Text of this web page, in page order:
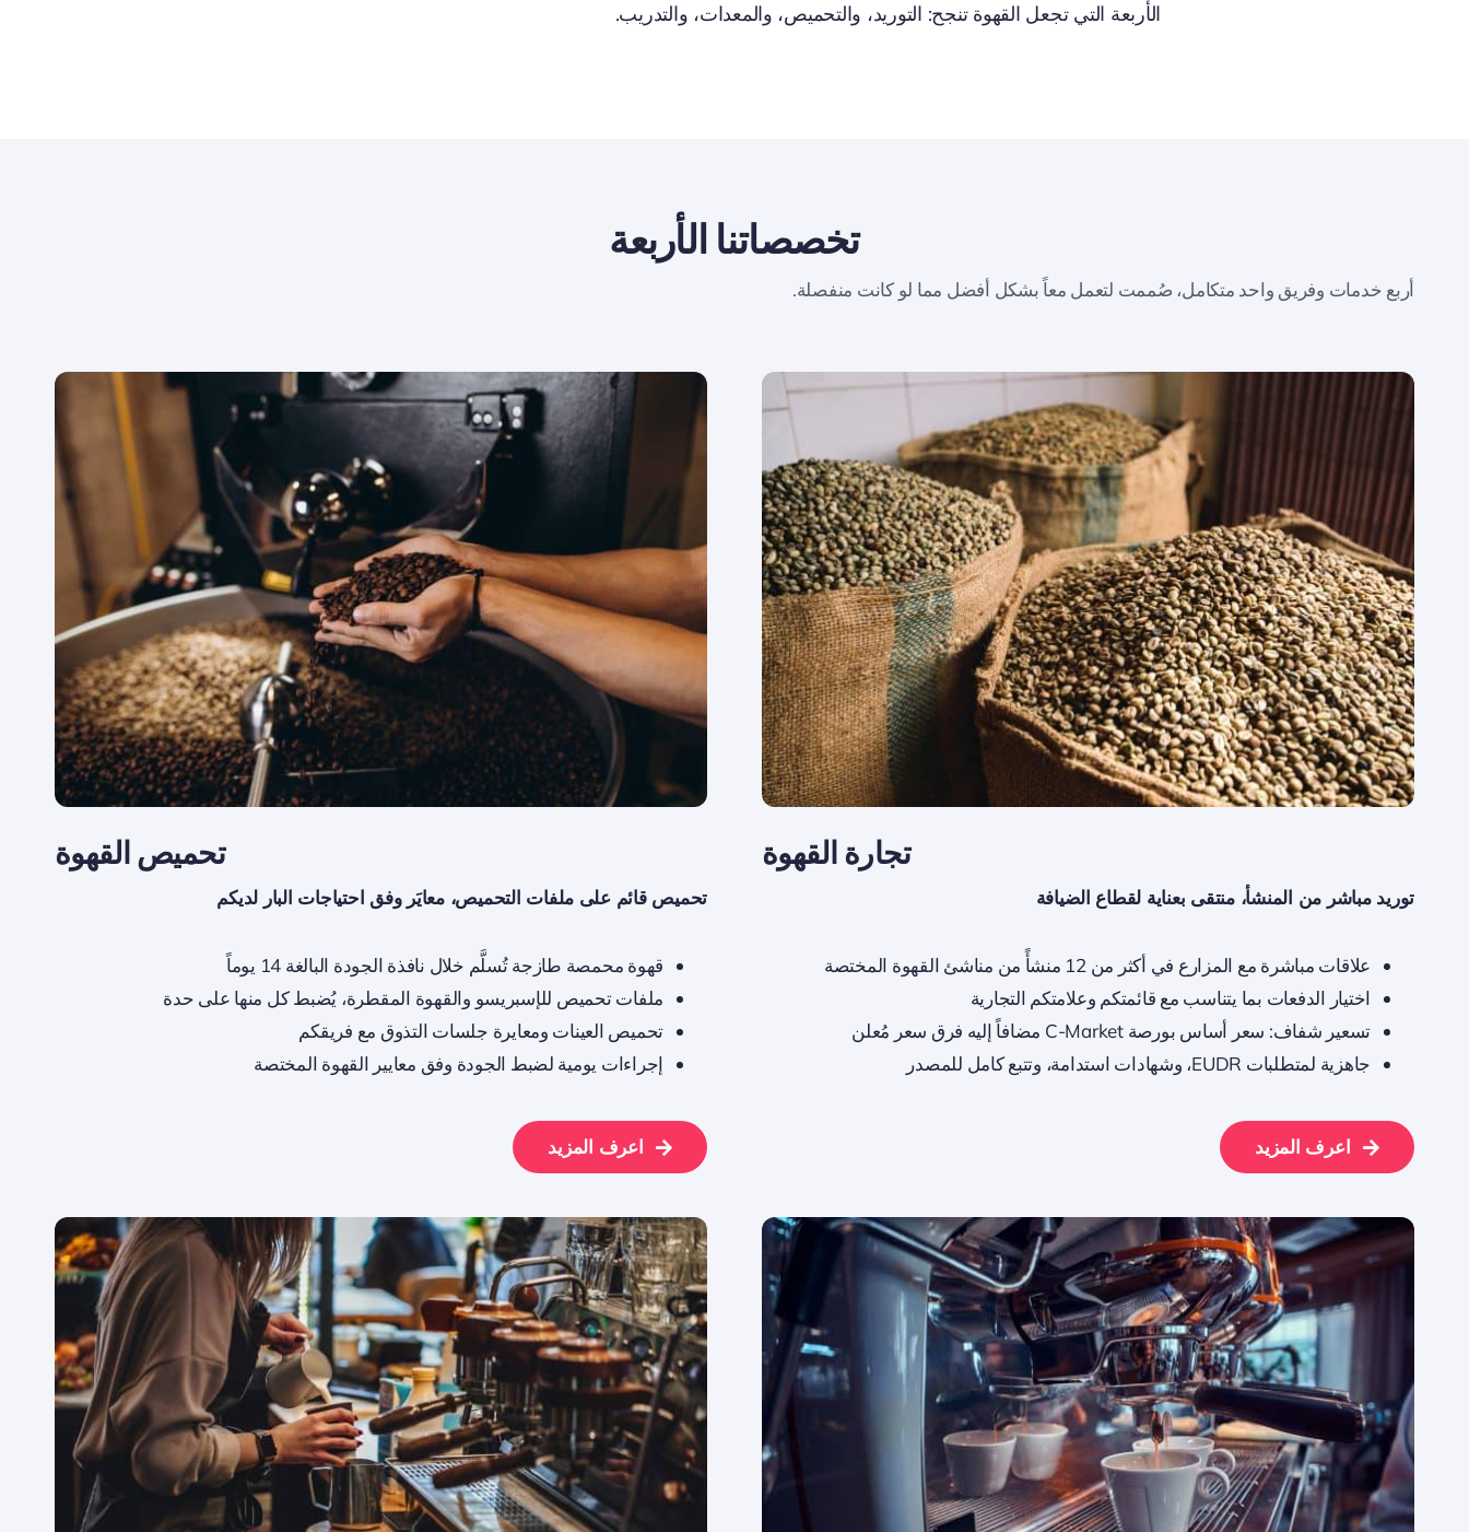
الأربعة التي تجعل القهوة تنجح: التوريد، والتحميص، والمعدات، والتدريب.
تخصصاتنا الأربعة
أربع خدمات وفريق واحد متكامل، صُممت لتعمل معاً بشكل أفضل مما لو كانت منفصلة.
تجارة القهوة
توريد مباشر من المنشأ، منتقى بعناية لقطاع الضيافة
علاقات مباشرة مع المزارع في أكثر من 12 منشأً من مناشئ القهوة المختصة
اختيار الدفعات بما يتناسب مع قائمتكم وعلامتكم التجارية
تسعير شفاف: سعر أساس بورصة C-Market مضافاً إليه فرق سعر مُعلن
جاهزية لمتطلبات EUDR، وشهادات استدامة، وتتبع كامل للمصدر
اعرف المزيد
تحميص القهوة
تحميص قائم على ملفات التحميص، معايَر وفق احتياجات البار لديكم
قهوة محمصة طازجة تُسلَّم خلال نافذة الجودة البالغة 14 يوماً
ملفات تحميص للإسبريسو والقهوة المقطرة، يُضبط كل منها على حدة
تحميص العينات ومعايرة جلسات التذوق مع فريقكم
إجراءات يومية لضبط الجودة وفق معايير القهوة المختصة
اعرف المزيد